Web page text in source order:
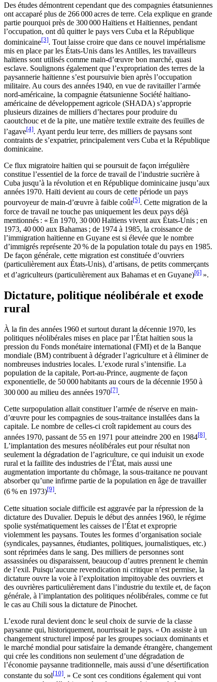
Des études démontrent cependant que des compagnies étatsuniennes
ont accaparé plus de 266 000 acres de terre. Cela explique en grande
partie pourquoi près de 300 000 Haïtiens et Haïtiennes, pendant
l’occupation, ont dû quitter le pays vers Cuba et la République
dominicaine[3]. Tout laisse croire que dans ce nouvel impérialisme
mis en place par les États-Unis dans les Antilles, les travailleurs
haïtiens sont utilisés comme main-d’œuvre bon marché, quasi
esclave. Soulignons également que l’expropriation des terres de la
paysannerie haïtienne s’est poursuivie bien après l’occupation
militaire. Au cours des années 1940, en vue de ravitailler l’armée
nord-américaine, la compagnie étatsunienne Société haïtiano-
américaine de développement agricole (SHADA) s’approprie
plusieurs dizaines de milliers d’hectares pour produire du
caoutchouc et de la pite, une matière textile extraite des feuilles de
l’agave[4]. Ayant perdu leur terre, des milliers de paysans sont
contraints de s’expatrier, principalement vers Cuba et la République
dominicaine.
Ce flux migratoire haïtien qui se poursuit de façon irrégulière
constitue l’essentiel de la force de travail de l’industrie sucrière à
Cuba jusqu’à la révolution et en République dominicaine jusqu’aux
années 1970. Haïti devient au cours de cette période un pays
pourvoyeur de main-d’œuvre à faible coût[5]. Cette migration de la
force de travail ne touche pas uniquement les deux pays déjà
mentionnés : « En 1970, 30 000 Haïtiens vivent aux États-Unis ; en
1973, 40 000 aux Bahamas ; de 1974 à 1985, la croissance de
l’immigration haïtienne en Guyane est si élevée que le nombre
d’immigrés représente 20 % de la population totale du pays en 1985.
De façon générale, cette migration est constituée d’ouvriers
(particulièrement aux États-Unis), d’artisans, de petits commerçants
et d’agriculteurs (particulièrement aux Bahamas et en Guyane)[6] ».
Dictature, politique néolibérale et exode
rural
À la fin des années 1960 et surtout durant la décennie 1970, les
politiques néolibérales mises en place par l’État haïtien sous la
pression du Fonds monétaire international (FMI) et de la Banque
mondiale (BM) contribuent à dégrader l’agriculture et à éliminer de
nombreuses industries locales. L’exode rural s’intensifie. La
population de la capitale, Port-au-Prince, augmente de façon
exponentielle, de 50 000 habitants au cours de la décennie 1950 à
300 000 au milieu des années 1970[7].
Cette surpopulation allait constituer l’armée de réserve en main-
d’œuvre pour les compagnies de sous-traitance installées dans la
capitale. Le nombre de celles-ci croît rapidement au cours des
années 1970, passant de 55 en 1971 pour atteindre 200 en 1984[8].
L’implantation des mesures néolibérales eut pour résultat non
seulement la dégradation de l’agriculture, ce qui induisit un exode
rural et la faillite des industries de l’État, mais aussi une
augmentation importante du chômage, la sous-traitance ne pouvant
absorber qu’une infirme partie de la population en âge de travailler
(6 % en 1973)[9].
Cette situation sociale difficile est aggravée par la répression de la
dictature des Duvalier. Depuis le début des années 1960, le régime
spolie systématiquement les caisses de l’État et exproprie
violemment les paysans. Toutes les formes d’organisation sociale
(syndicales, paysannes, étudiantes, politiques, journalistiques, etc.)
sont réprimées dans le sang. Des milliers de personnes sont
assassinées ou disparaissent, beaucoup d’autres prennent le chemin
de l’exil. Puisqu’aucune revendication ni critique n’est permise, la
dictature ouvre la voie à l’exploitation impitoyable des ouvriers et
des ouvrières particulièrement dans l’industrie du textile et, de façon
générale, à l’implantation des politiques néolibérales, comme ce fut
le cas au Chili sous la dictature de Pinochet.
L’exode rural devient donc le seul choix de survie de la classe
paysanne qui, historiquement, nourrissait le pays. « On assiste à un
changement structurel imposé par les groupes sociaux dominants et
le marché mondial pour satisfaire la demande étrangère, changement
qui crée les conditions non seulement d’une dégradation de
l’économie paysanne traditionnelle, mais aussi d’une désertification
constante du sol[10]. » Ce sont ces conditions également qui vont